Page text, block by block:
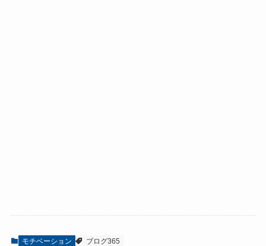
モチベーション ブログ365